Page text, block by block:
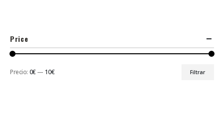
Price
Filtrar
Precio: 0€ — 10€